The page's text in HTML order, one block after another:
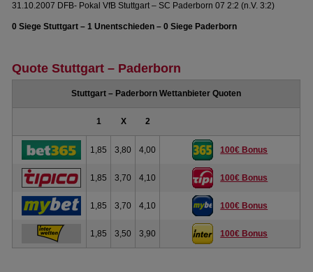
31.10.2007 DFB- Pokal VfB Stuttgart – SC Paderborn 07 2:2 (n.V. 3:2)
0 Siege Stuttgart – 1 Unentschieden – 0 Siege Paderborn
Quote Stuttgart – Paderborn
Stuttgart – Paderborn Wettanbieter Quoten
1 X 2
1,85 3,80 4,00 100€ Bonus
1,85 3,70 4,10 100€ Bonus
1,85 3,70 4,10 100€ Bonus
1,85 3,50 3,90 100€ Bonus